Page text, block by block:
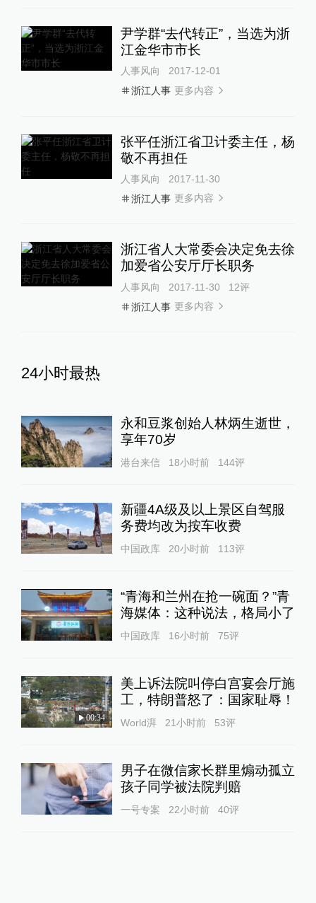
尹学群“去代转正”，当选为浙
江金华市市长
人事风向
2017-12-01
浙江人事 更多内容
张平任浙江省卫计委主任，杨
敬不再担任
人事风向
2017-11-30
浙江人事 更多内容
浙江省人大常委会决定免去徐
加爱省公安厅厅长职务
人事风向 2017-11-30 12评
浙江人事 更多内容
24小时最热
永和豆浆创始人林炳生逝世，
享年70岁
港台来信 18小时前 144评
新疆4A级及以上景区自驾服
务费均改为按车收费
中国政库 20小时前 113评
“青海和兰州在抢一碗面？”青
海媒体：这种说法，格局小了
中国政库 16小时前 75评
00:34
美上诉法院叫停白宫宴会厅施
工，特朗普怒了：国家耻辱！
World湃 21小时前 53评
男子在微信家长群里煽动孤立
孩子同学被法院判赔
一号专案 22小时前 40评